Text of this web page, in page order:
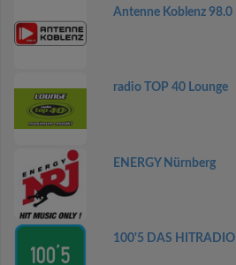
Antenne Koblenz 98.0
radio TOP 40 Lounge
ENERGY Nürnberg
100'5 DAS HITRADIO